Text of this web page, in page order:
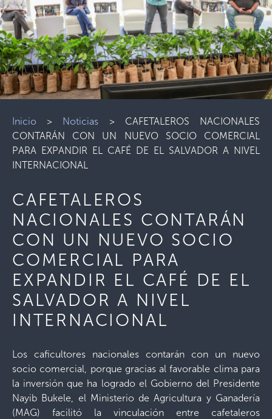
Inicio > Noticias > CAFETALEROS NACIONALES
CONTARÁN CON UN NUEVO SOCIO COMERCIAL
PARA EXPANDIR EL CAFÉ DE EL SALVADOR A NIVEL
INTERNACIONAL
CAFETALEROS
NACIONALES CONTARÁN
CON UN NUEVO SOCIO
COMERCIAL PARA
EXPANDIR EL CAFÉ DE EL
SALVADOR A NIVEL
INTERNACIONAL
Los caficultores nacionales contarán con un nuevo
socio comercial, porque gracias al favorable clima para
la inversión que ha logrado el Gobierno del Presidente
Nayib Bukele, el Ministerio de Agricultura y Ganadería
(MAG) facilitó la vinculación entre cafetaleros